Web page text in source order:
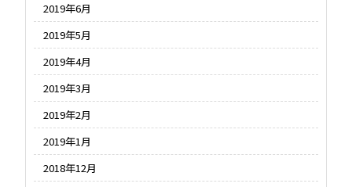
2019年6月
2019年5月
2019年4月
2019年3月
2019年2月
2019年1月
2018年12月